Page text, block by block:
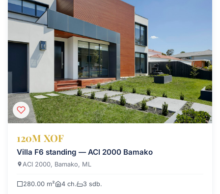
120M XOF
Villa F6 standing — ACI 2000 Bamako
ACI 2000, Bamako, ML
280.00 m² 4 ch. 3 sdb.